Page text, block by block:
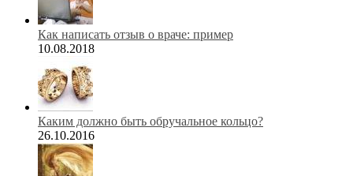
Как написать отзыв о враче: пример
10.08.2018
Каким должно быть обручальное кольцо?
26.10.2016